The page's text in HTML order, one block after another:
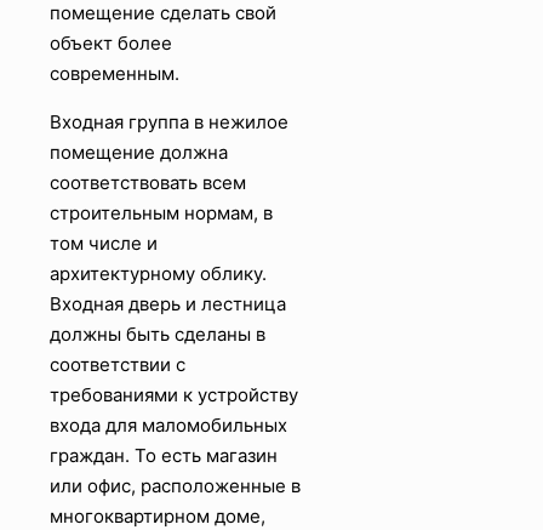
помещение сделать свой
объект более
современным.
Входная группа в нежилое
помещение должна
соответствовать всем
строительным нормам, в
том числе и
архитектурному облику.
Входная дверь и лестница
должны быть сделаны в
соответствии с
требованиями к устройству
входа для маломобильных
граждан. То есть магазин
или офис, расположенные в
многоквартирном доме,